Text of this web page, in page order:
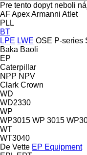
Pre tento dopyt neboli
AFApexArmanni Atlet
PLL
BT
LPE LWE OSE P-series
Baka Baoli
EP
Caterpillar
NPP NPV
Clark Crown
WD
WD2330
WP
WP3015 WP 3015
WT
WT3040
De Vette EP Equipment